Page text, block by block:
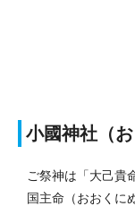
小國神社（お
ご祭神は「大己貴
国主命（おおくに